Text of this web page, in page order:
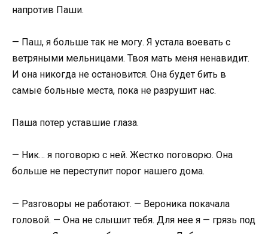
напротив Паши.
— Паш, я больше так не могу. Я устала воевать с
ветряными мельницами. Твоя мать меня ненавидит.
И она никогда не остановится. Она будет бить в
самые больные места, пока не разрушит нас.
Паша потер уставшие глаза.
— Ник… я поговорю с ней. Жестко поговорю. Она
больше не переступит порог нашего дома.
— Разговоры не работают. — Вероника покачала
головой. — Она не слышит тебя. Для нее я — грязь под